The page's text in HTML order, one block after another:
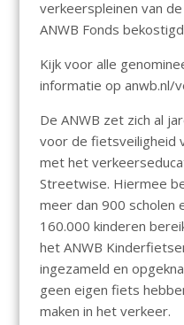
verkeerspleinen van
ANWB Fonds
Kijk voor alle
informatie op anwb.nl/
De ANWB zet zich al
voor de fietsveiligheid
met het
Streetwise. Hiermee
meer dan 900 scholen
160.000 kinderen
het ANWB
ingezameld en
geen eigen fiets
maken in het verkeer.